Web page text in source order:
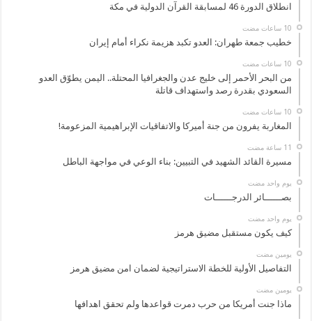
انطلاق الدورة 46 لمسابقة القرآن الدولية في مكة
خطيب جمعة طهران: العدو تكبد هزيمة نكراء أمام إيران
من البحر الأحمر إلى خليج عدن والجغرافيا المحتلة.. اليمن يطوّق العدو
السعودي بقدرة رصد واستهداف قاتلة
المغاربة يفرون من جنة أميركا والاتفاقيات الإبراهيمية المزعومة!
مسيرة القائد الشهيد في التبيين: بناء الوعي في مواجهة الباطل
‏يوم واحد مضت
بصــــــائر الدرجــــــات
‏يوم واحد مضت
كيف يكون مستقبل مضيق هرمز
‏يومين مضت
التفاصيل الأولية للخطة الاستراتيجية لضمان امن مضيق هرمز
‏يومين مضت
ماذا جنت أمريكا من حرب دمرت قواعدها ولم تحقق اهدافها